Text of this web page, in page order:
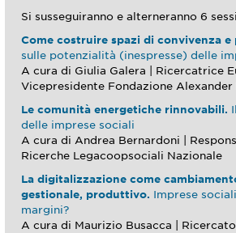
Si susseguiranno e alterneranno 6
Come costruire spazi di convivenza e
sulle potenzialità (inespresse) delle
A cura di Giulia Galera | Ricercatrice
Vicepresidente Fondazione Alexander
Le comunità energetiche rinnovabili.
delle imprese sociali
A cura di Andrea Bernardoni |
Ricerche Legacoopsociali Nazionale
La digitalizzazione come
gestionale, produttivo. Imprese
margini?
A cura di Maurizio Busacca |